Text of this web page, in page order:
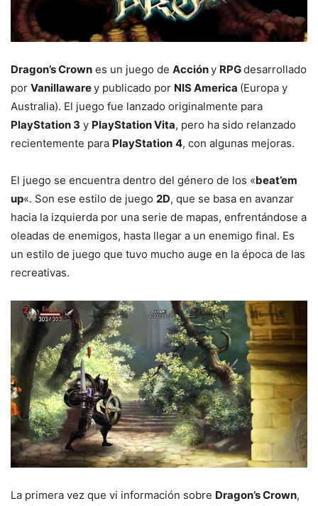
Dragon’s Crown es un juego de Accióny RPGdesarrollado
por Vanillawarey publicado por NIS America (Europa y
Australia). El juego fue lanzado originalmente para
PlayStation 3 y PlayStation Vita, pero ha sido relanzado
recientemente para PlayStation 4, con algunas mejoras.
El juego se encuentra dentro del género de los «beat’em
up«. Son ese estilo de juego 2D, que se basa en avanzar
hacia la izquierda por una serie de mapas, enfrentándose a
oleadas de enemigos, hasta llegar a un enemigo final. Es
un estilo de juego que tuvo mucho auge en la época de las
recreativas.
La primera vez que vi información sobre Dragon’s Crown,